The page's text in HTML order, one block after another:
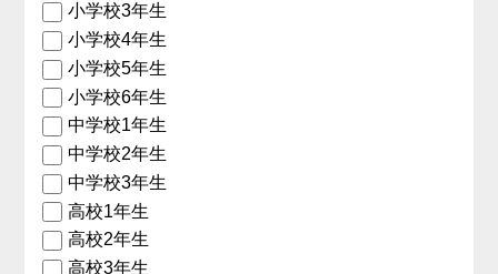
小学校3年生
小学校4年生
小学校5年生
小学校6年生
中学校1年生
中学校2年生
中学校3年生
高校1年生
高校2年生
高校3年生